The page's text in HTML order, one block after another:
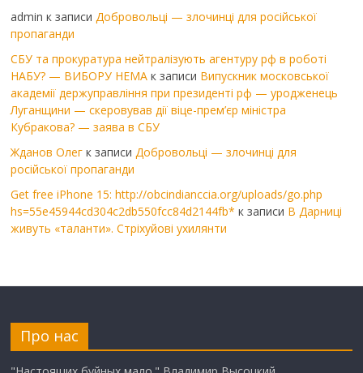
admin к записиДобровольці — злочинці для російської
пропаганди
СБУ та прокуратура нейтралізують агентуру рф в роботі
НАБУ? — ВИБОРУ НЕМА к записи Випускник московської
академії держуправління при президенті рф — уродженець
Луганщини — скеровував дії віце-прем’єр міністра
Кубракова? — заява в СБУ
Жданов Олег к записиДобровольці — злочинці для
російської пропаганди
Get free iPhone 15: http://obcindianccia.org/uploads/go.php
hs=55e45944cd304c2db550fcc84d2144fb* к записи В Дарниці
живуть «таланти». Стріхуйові ухилянти
Про нас